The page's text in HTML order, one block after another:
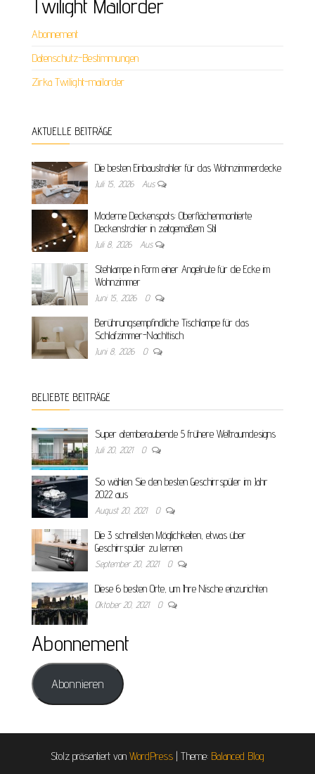
Twilight Mailorder
Abonnement
Datenschutz-Bestimmungen
Zirka Twilight-mailorder
AKTUELLE BEITRÄGE
Die besten Einbaustrahler für das Wohnzimmerdecke
Juli 15, 2026 Aus
Moderne Deckenspots: Oberflächenmontierte
Deckenstrahler in zeitgemäßem Stil
Juli 8, 2026 Aus
Stehlampe in Form einer Angelrute für die Ecke im
Wohnzimmer
Juni 15, 2026 0
Berührungsempfindliche Tischlampe für das
Schlafzimmer-Nachttisch
Juni 8, 2026 0
BELIEBTE BEITRÄGE
Super atemberaubende 5 frühere Weltraumdesigns
Juli 20, 2021 0
So wählen Sie den besten Geschirrspüler im Jahr
2022 aus
August 20, 2021 0
Die 3 schnellsten Möglichkeiten, etwas über
Geschirrspüler zu lernen
September 20, 2021 0
Diese 6 besten Orte, um Ihre Nische einzurichten
Oktober 20, 2021 0
Abonnement
Abonnieren
Stolz präsentiert von WordPress | Theme: Balanced Blog